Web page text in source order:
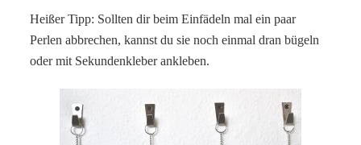
Heißer Tipp: Sollten dir beim Einfädeln mal ein paar
Perlen abbrechen, kannst du sie noch einmal dran bügeln
oder mit Sekundenkleber ankleben.